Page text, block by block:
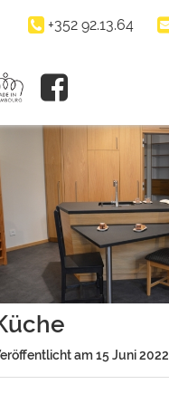
+352 92.13.64
eines
am 15 Juni 2022